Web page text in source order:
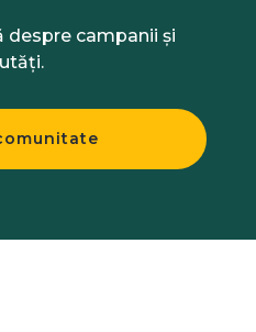
despre campanii și